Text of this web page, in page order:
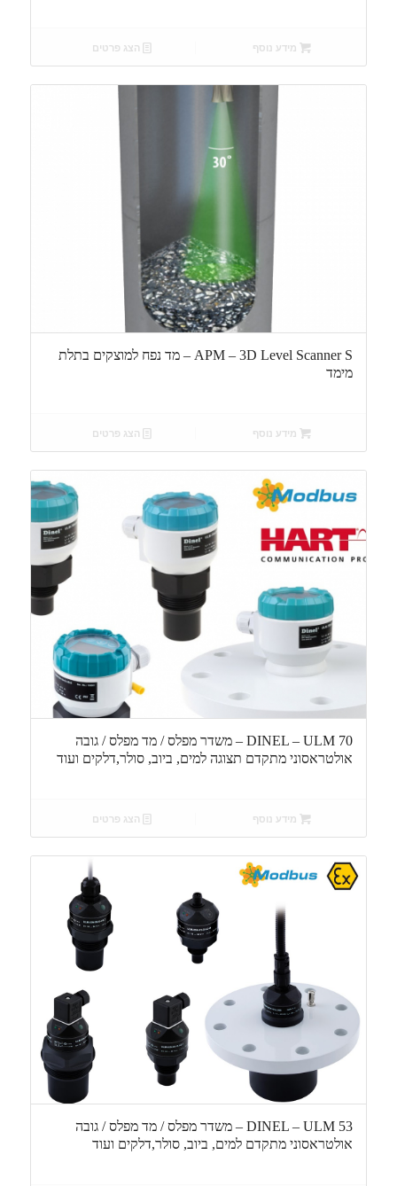
מידע נוסף הצג פרטים
APM – 3D Level Scanner S – מד נפח למוצקים בתלת
מימד
מידע נוסף הצג פרטים
DINEL – ULM 70 – משדר מפלס / מד מפלס / גובה
אולטראסוני מתקדם תצוגה למים, ביוב, סולר,דלקים ועוד
מידע נוסף הצג פרטים
DINEL – ULM 53 – משדר מפלס / מד מפלס / גובה
אולטראסוני מתקדם למים, ביוב, סולר,דלקים ועוד